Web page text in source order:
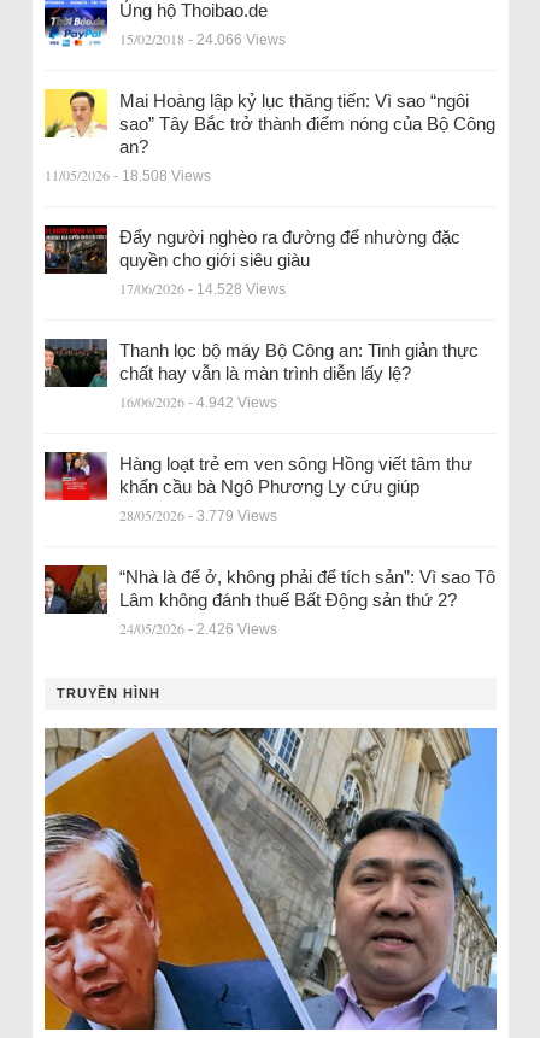
Ủng hộ Thoibao.de
15/02/2018 - 24.066 Views
Mai Hoàng lập kỷ lục thăng tiến: Vì sao “ngôi
sao” Tây Bắc trở thành điểm nóng của Bộ Công
an?
11/05/2026 - 18.508 Views
Đẩy người nghèo ra đường để nhường đặc
quyền cho giới siêu giàu
17/06/2026 - 14.528 Views
Thanh lọc bộ máy Bộ Công an: Tinh giản thực
chất hay vẫn là màn trình diễn lấy lệ?
16/06/2026 - 4.942 Views
Hàng loạt trẻ em ven sông Hồng viết tâm thư
khẩn cầu bà Ngô Phương Ly cứu giúp
28/05/2026 - 3.779 Views
“Nhà là để ở, không phải để tích sản”: Vì sao Tô
Lâm không đánh thuế Bất Động sản thứ 2?
24/05/2026 - 2.426 Views
TRUYỀN HÌNH